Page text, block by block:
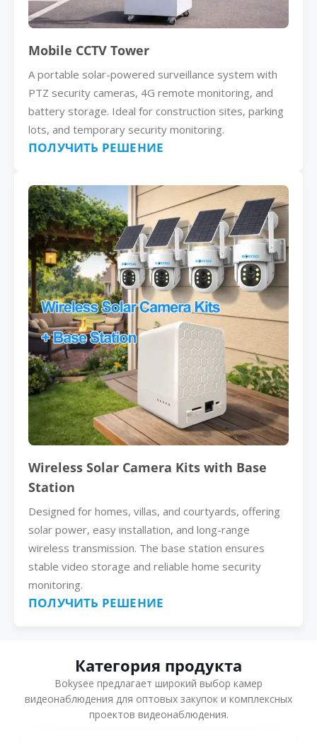
Mobile CCTV Tower
A portable solar-powered surveillance system with
PTZ security cameras, 4G remote monitoring, and
battery storage. Ideal for construction sites, parking
lots, and temporary security monitoring.
ПОЛУЧИТЬ РЕШЕНИЕ
Wireless Solar Camera Kits with Base
Station
Designed for homes, villas, and courtyards, offering
solar power, easy installation, and long-range
wireless transmission. The base station ensures
stable video storage and reliable home security
monitoring.
ПОЛУЧИТЬ РЕШЕНИЕ
Категория продукта
Bokysee предлагает широкий выбор камер
видеонаблюдения для оптовых закупок и комплексных
проектов видеонаблюдения.